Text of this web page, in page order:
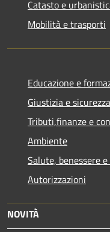
Catasto e
Mobilità e trasporti
Educazione e
Giustizia e
Tributi,finanze e
Ambiente
Salute, benessere
Autorizzazioni
NOVITÀ